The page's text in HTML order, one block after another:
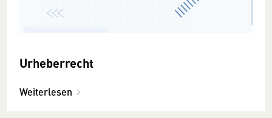
Urheberrecht
Weiterlesen